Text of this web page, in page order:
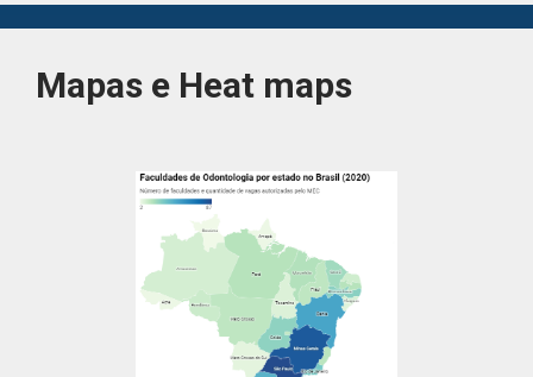
Mapas e Heat maps